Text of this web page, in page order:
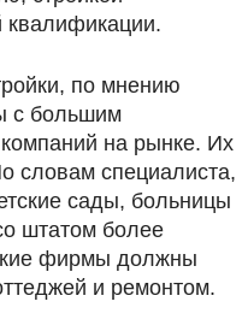
квалификации.
по мнению
с большим
на рынке. Их
словам специалиста,
сады, больницы
штатом более
фирмы должны
и ремонтом.